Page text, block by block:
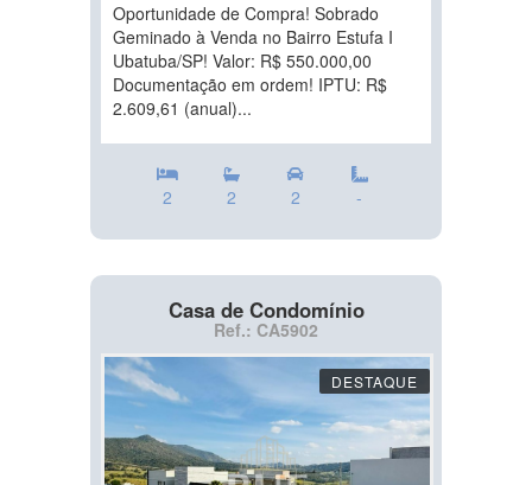
Oportunidade de Compra! Sobrado
Geminado à Venda no Bairro Estufa I
Ubatuba/SP! Valor: R$ 550.000,00
Documentação em ordem! IPTU: R$
2.609,61 (anual)...
2 2 2 -
Casa de Condomínio
Ref.: CA5902
DESTAQUE